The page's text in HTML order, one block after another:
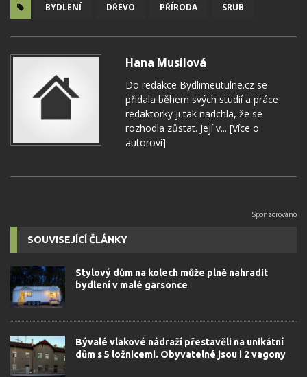
BYDLENÍ DŘEVO PŘÍRODA SRUB
Hana Musilová
Do redakce Bydlimeutulne.cz se
přidala během svých studií a práce
redaktorky ji tak nadchla, že se
rozhodla zůstat. Její v... [Více o
autorovi]
SOUVISEJÍCÍ ČLÁNKY
Stylový dům na kolech může plně nahradit
bydlení v malé garsonce
Bývalé vlakové nádraží přestavěli na unikátní
dům s 5 ložnicemi. Obyvatelné jsou i 2 vagony